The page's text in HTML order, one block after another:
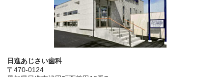
日進あじさい歯科
〒470-0124